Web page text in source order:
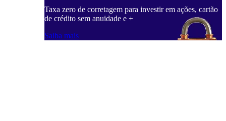
Taxa zero de corretagem para investir em ações, cartão
de crédito sem anuidade e +
Saiba mais